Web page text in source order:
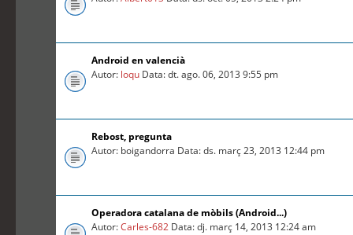
Android en valencià
Autor: loqu Data: dt. ago. 06, 2013 9:55 pm
Rebost, pregunta
Autor: boigandorra Data: ds. març 23, 2013 12:44 pm
Operadora catalana de mòbils (Android...)
Autor:Carles-682 Data: dj. març 14, 2013 12:24 am